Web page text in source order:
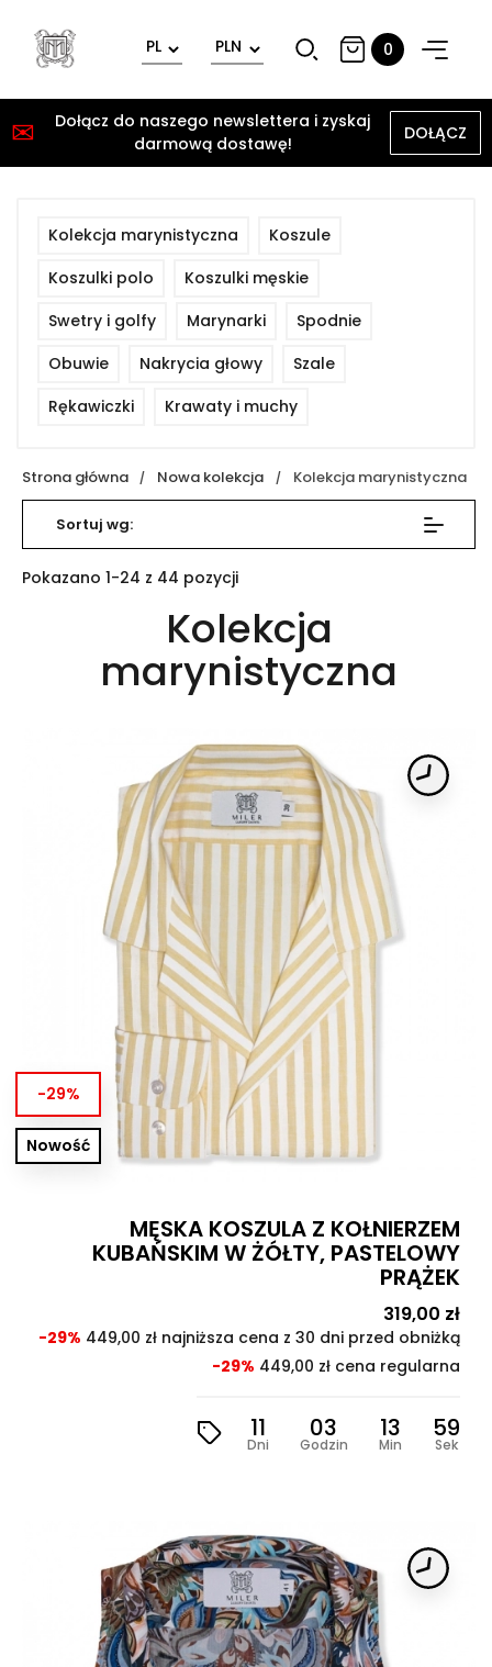
0
Kolekcja marynistyczna
Koszule
Koszulki polo
Koszulki męskie
Swetry i golfy
Marynarki
Spodnie
Obuwie
Nakrycia głowy
Szale
Rękawiczki
Krawaty i muchy
Strona główna Nowa kolekcja Kolekcja marynistyczna
Sortuj wg:
Pokazano 1-24 z 44 pozycji
Kolekcja
marynistyczna
-29%
Nowość
MĘSKA KOSZULA Z KOŁNIERZEM
KUBAŃSKIM W ŻÓŁTY, PASTELOWY
PRĄŻEK
Cena
319,00 zł
-29% 449,00 zł najniższa cena z 30 dni przed obniżką
-29% 449,00 zł cena regularna
11
Dni
03
Godzin
13
Min
57
Sek
✉
Dołącz do naszego newslettera i zyskaj
darmową dostawę!
DOŁĄCZ